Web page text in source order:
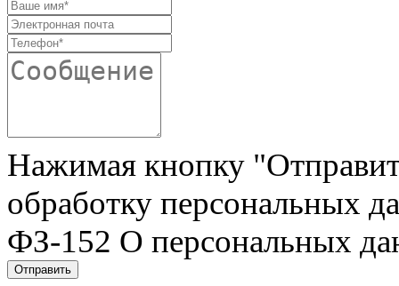
Нажимая кнопку
обработку персональных
ФЗ-152 О персональных
Отправить